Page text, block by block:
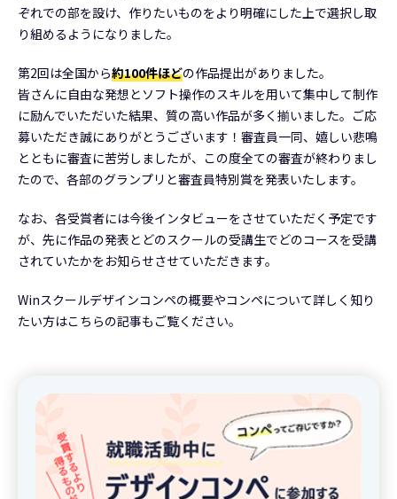
ぞれでの部を設け、作りたいものをより明確にした上で選択し取
り組めるようになりました。
第2回は全国から約100件ほどの作品提出がありました。
皆さんに自由な発想とソフト操作のスキルを用いて集中して制作
に励んでいただいた結果、質の高い作品が多く揃いました。ご応
募いただき誠にありがとうございます！審査員一同、嬉しい悲鳴
とともに審査に苦労しましたが、この度全ての審査が終わりまし
たので、各部のグランプリと審査員特別賞を発表いたします。
なお、各受賞者には今後インタビューをさせていただく予定です
が、先に作品の発表とどのスクールの受講生でどのコースを受講
されていたかをお知らせさせていただきます。
Winスクールデザインコンペの概要やコンペについて詳しく知り
たい方はこちらの記事もご覧ください。